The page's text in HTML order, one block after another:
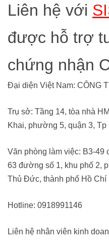
Liên hệ với
được hỗ trợ
chứng nhận
Đại diện Việt Nam: CÔNG
Trụ sở: Tầng 14, tòa nhà
Khai, phường 5, quận 3, Tp
Văn phòng làm việc: B3-49
63 đường số 1, khu phố 2,
Thủ Đức, thành phố Hồ Chí
Hotline: 0918991146
Liên hệ nhân viên kinh